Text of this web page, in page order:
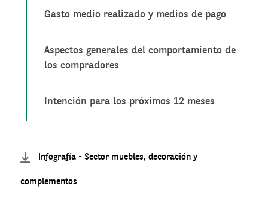
Gasto medio realizado y medios de pago
Aspectos generales del comportamiento de
los compradores
Intención para los próximos 12 meses
Infografía - Sector muebles, decoración y
complementos